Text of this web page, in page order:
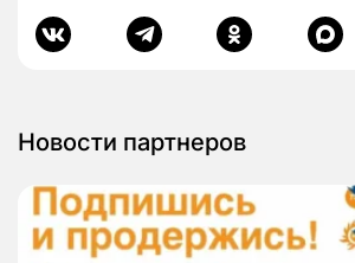
Новости партнеров